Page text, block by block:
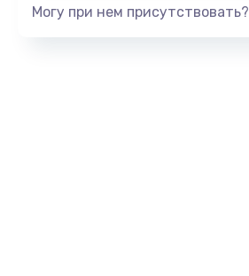
Могу при нем присутствовать?